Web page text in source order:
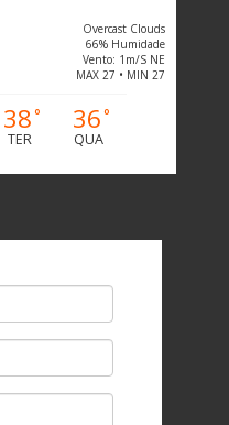
Overcast Clouds
66% Humidade
Vento: 1m/s NE
MAX 27 • MIN 27
38°
TER
36°
QUA